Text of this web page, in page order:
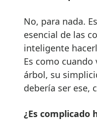
No, para nada.
esencial de las
inteligente
Es como
árbol, su
debería ser ese,
¿Es complicado